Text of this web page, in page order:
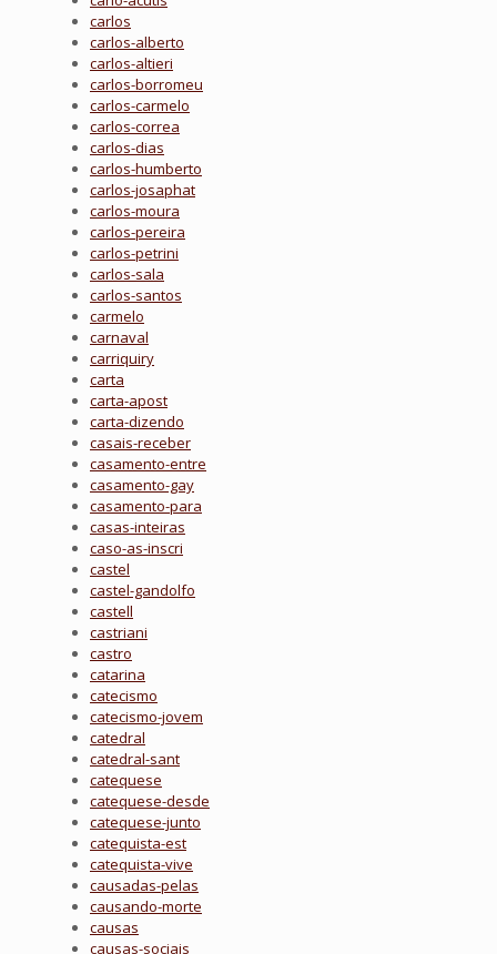
carlos
carlos-alberto
carlos-altieri
carlos-borromeu
carlos-carmelo
carlos-correa
carlos-dias
carlos-humberto
carlos-josaphat
carlos-moura
carlos-pereira
carlos-petrini
carlos-sala
carlos-santos
carmelo
carnaval
carriquiry
carta
carta-apost
carta-dizendo
casais-receber
casamento-entre
casamento-gay
casamento-para
casas-inteiras
caso-as-inscri
castel
castel-gandolfo
castell
castriani
castro
catarina
catecismo
catecismo-jovem
catedral
catedral-sant
catequese
catequese-desde
catequese-junto
catequista-est
catequista-vive
causadas-pelas
causando-morte
causas
causas-sociais